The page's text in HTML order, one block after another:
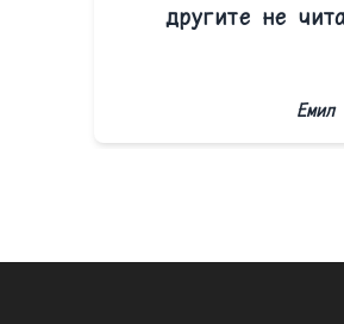
другите не
Емил